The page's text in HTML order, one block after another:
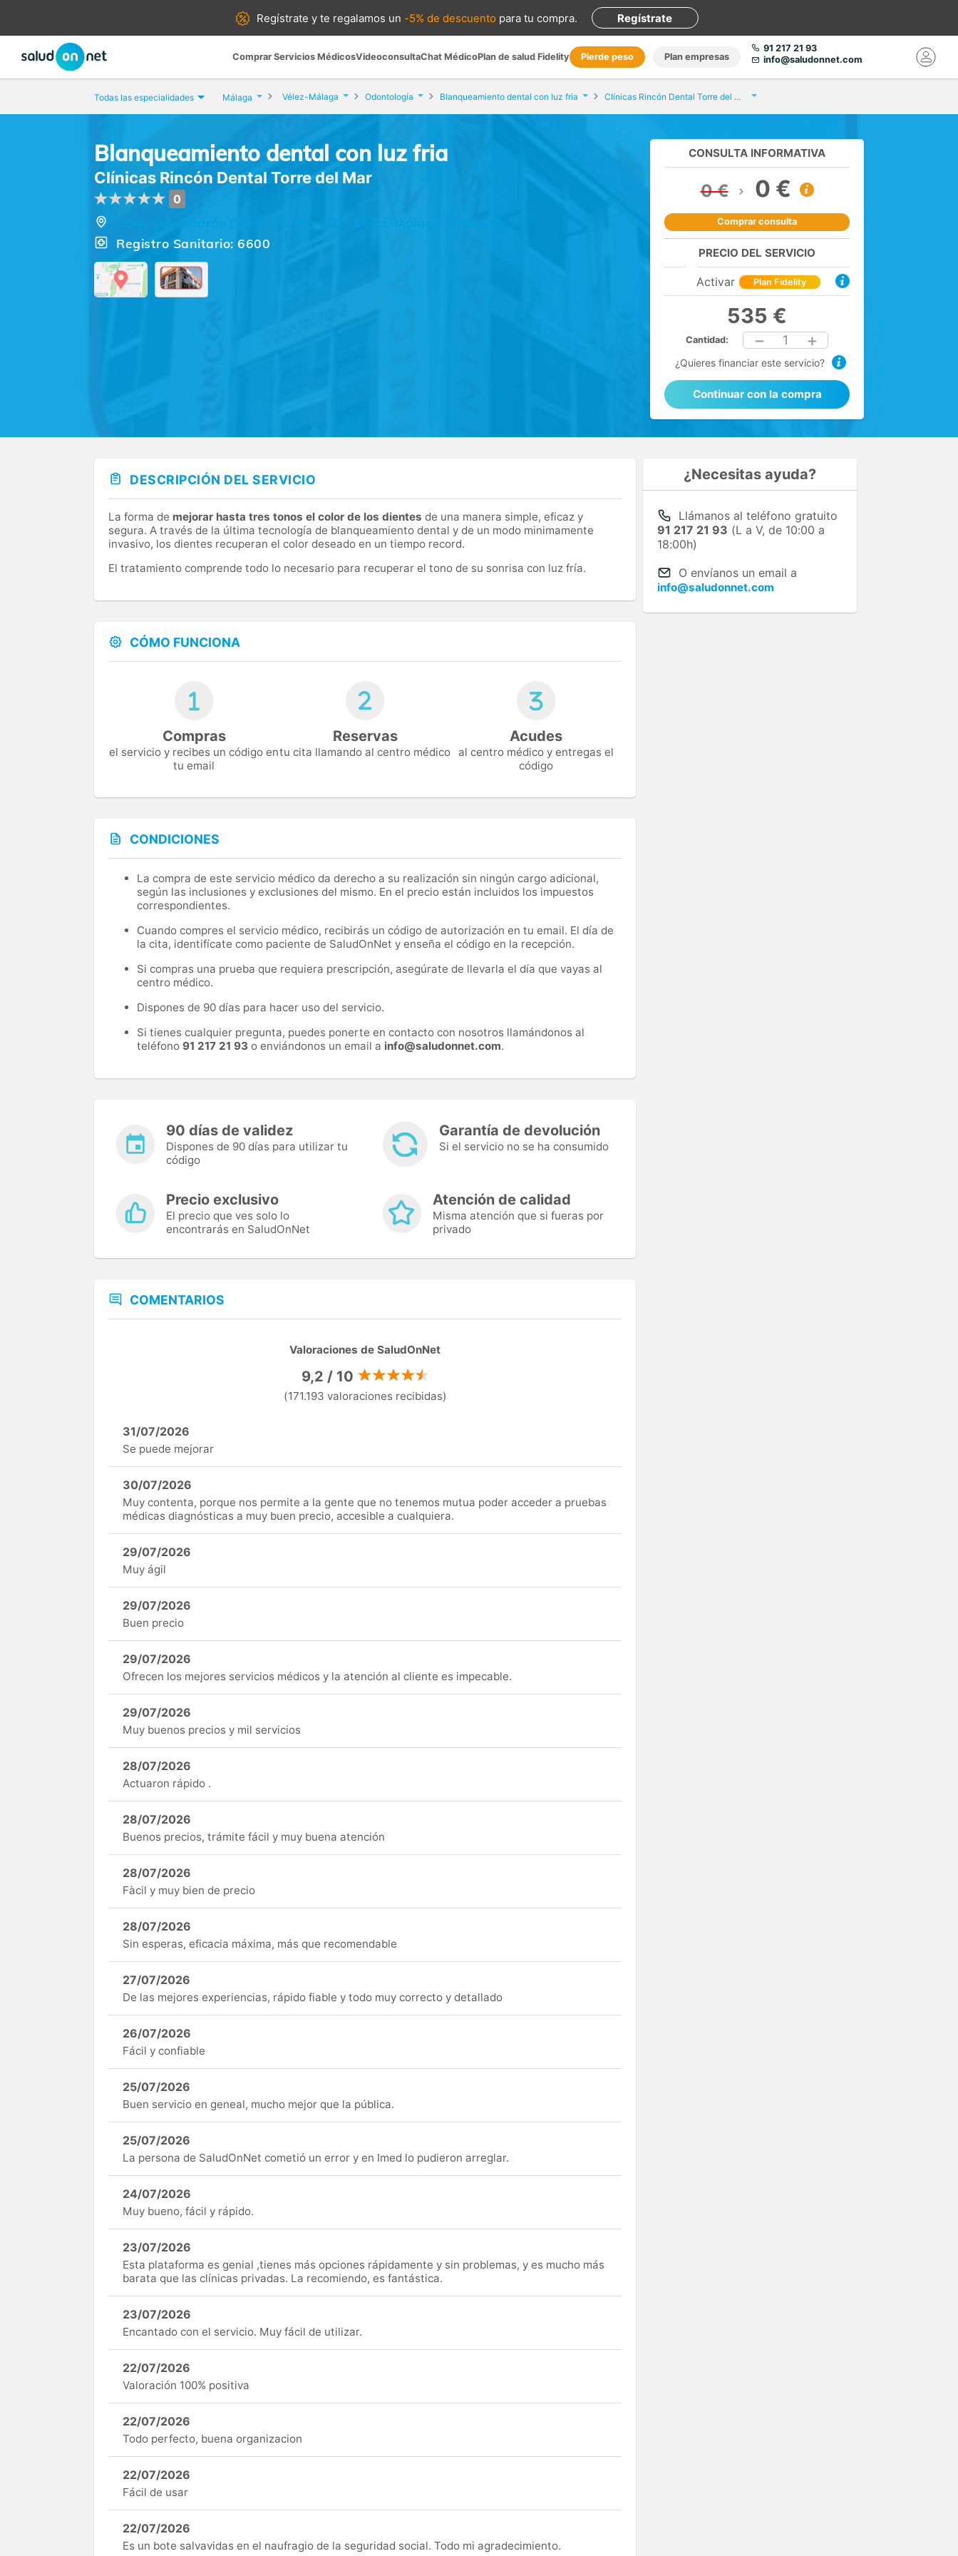
Regístrate yte regalamos un -5% de descuento para tu compra. Regístrate
Comprar Servicios MédicosVideoconsultaChat MédicoPlan de salud Fidelity Pierde peso Plan empresas
91 217 21 93
info@saludonnet.com
Todas las especialidades Málaga Vélez-Málaga Odontología Blanqueamiento dental con luz fria Clínicas Rincón Dental Torre del Mar
Blanqueamiento dental con luz fria
Clínicas Rincón Dental Torre del Mar
0
Calle San Andrés (Torre del Mar), 23, Vélez-Málaga (Málaga)
Registro Sanitario: 6600
CONSULTA INFORMATIVA
0 € 0 €
Comprar consulta
PRECIO DEL SERVICIO
Activar Plan Fidelity
535 €
Cantidad: 1
¿Quieres financiar este servicio?
Continuar con la compra
DESCRIPCIÓN DEL SERVICIO
La forma de mejorar hasta tres tonos el color de los dientes de una manera simple, eficaz y
segura. A través de la última tecnología de blanqueamiento dental y de un modo minimamente
invasivo, los dientes recuperan el color deseado en un tiempo record.
El tratamiento comprende todo lo necesario para recuperar el tono de su sonrisa con luz fría.
CÓMO FUNCIONA
Compras
el servicio y recibes un código en
tu email
Reservas
tu cita llamando al centro médico
Acudes
al centro médico y entregas el
código
CONDICIONES
La compra de este servicio médico da derecho a su realización sin ningún cargo adicional,
según las inclusiones y exclusiones del mismo. En el precio están incluidos los impuestos
correspondientes.
Cuando compres el servicio médico, recibirás un código de autorización en tu email. El día de
la cita, identifícate como paciente de SaludOnNet y enseña el código en la recepción.
Si compras una prueba que requiera prescripción, asegúrate de llevarla el día que vayas al
centro médico.
Dispones de 90 días para hacer uso del servicio.
Si tienes cualquier pregunta, puedes ponerte en contacto con nosotros llamándonos al
teléfono 91 217 21 93 o enviándonos un email a info@saludonnet.com.
90 días de validez
Dispones de 90 días para utilizar tu
código
Garantía de devolución
Si el servicio no se ha consumido
Precio exclusivo
El precio que ves solo lo
encontrarás en SaludOnNet
Atención de calidad
Misma atención que si fueras por
privado
COMENTARIOS
Valoraciones de SaludOnNet
9,2 / 10
(171.193 valoraciones recibidas)
31/07/2026
Se puede mejorar
30/07/2026
Muy contenta, porque nos permite a la gente que no tenemos mutua poder acceder a pruebas
médicas diagnósticas a muy buen precio, accesible a cualquiera.
29/07/2026
Muy ágil
29/07/2026
Buen precio
29/07/2026
Ofrecen los mejores servicios médicos y la atención al cliente es impecable.
29/07/2026
Muy buenos precios y mil servicios
28/07/2026
Actuaron rápido .
28/07/2026
Buenos precios, trámite fácil y muy buena atención
28/07/2026
Fàcil y muy bien de precio
28/07/2026
Sin esperas, eficacia máxima, más que recomendable
27/07/2026
De las mejores experiencias, rápido fiable y todo muy correcto y detallado
26/07/2026
Fácil y confiable
25/07/2026
Buen servicio en geneal, mucho mejor que la pública.
25/07/2026
La persona de SaludOnNet cometió un error y en Imed lo pudieron arreglar.
24/07/2026
Muy bueno, fácil y rápido.
23/07/2026
Esta plataforma es genial ,tienes más opciones rápidamente y sin problemas, y es mucho más
barata que las clínicas privadas. La recomiendo, es fantástica.
23/07/2026
Encantado con el servicio. Muy fácil de utilizar.
22/07/2026
Valoración 100% positiva
22/07/2026
Todo perfecto, buena organizacion
22/07/2026
Fácil de usar
22/07/2026
Es un bote salvavidas en el naufragio de la seguridad social. Todo mi agradecimiento.
¿Necesitas ayuda?
Llámanos al teléfono gratuito
91 217 21 93 (L a V, de 10:00 a
18:00h)
O envíanos un email a
info@saludonnet.com